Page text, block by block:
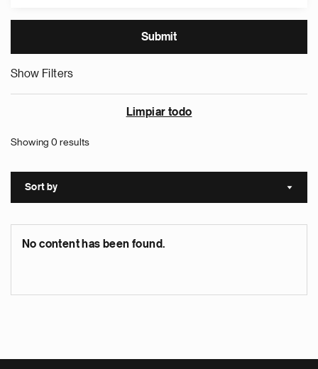
Show Filters
Limpiar todo
Showing 0 results
Sort by Sort
No content has been found.